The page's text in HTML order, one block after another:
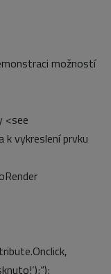
možností
<see
vykreslení prvku